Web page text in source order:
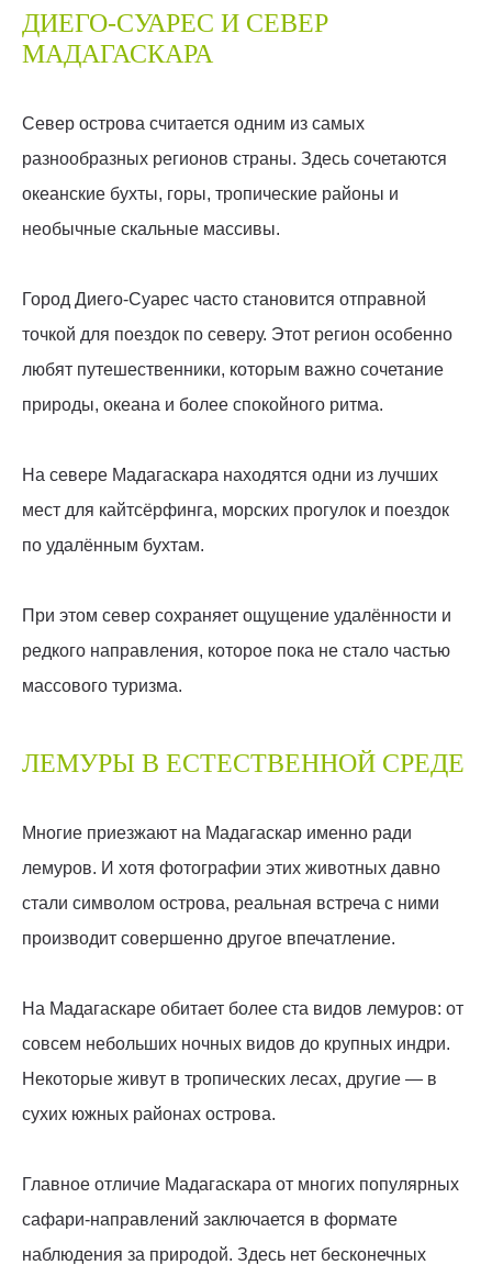
ДИЕГО-СУАРЕС И СЕВЕР
МАДАГАСКАРА
Север острова считается одним из самых
разнообразных регионов страны. Здесь сочетаются
океанские бухты, горы, тропические районы и
необычные скальные массивы.
Город Диего-Суарес часто становится отправной
точкой для поездок по северу. Этот регион особенно
любят путешественники, которым важно сочетание
природы, океана и более спокойного ритма.
На севере Мадагаскара находятся одни из лучших
мест для кайтсёрфинга, морских прогулок и поездок
по удалённым бухтам.
При этом север сохраняет ощущение удалённости и
редкого направления, которое пока не стало частью
массового туризма.
ЛЕМУРЫ В ЕСТЕСТВЕННОЙ СРЕДЕ
Многие приезжают на Мадагаскар именно ради
лемуров. И хотя фотографии этих животных давно
стали символом острова, реальная встреча с ними
производит совершенно другое впечатление.
На Мадагаскаре обитает более ста видов лемуров: от
совсем небольших ночных видов до крупных индри.
Некоторые живут в тропических лесах, другие — в
сухих южных районах острова.
Главное отличие Мадагаскара от многих популярных
сафари-направлений заключается в формате
наблюдения за природой. Здесь нет бесконечных